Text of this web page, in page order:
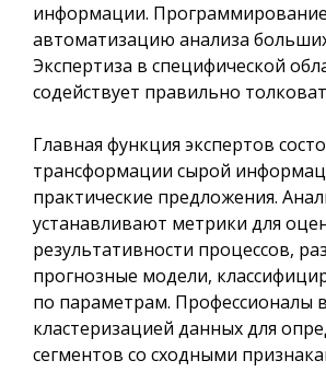
информации.
автоматизацию анализа
Экспертиза в специфической
содействует правильно
Главная функция экспертов
трансформации сырой
практические предложения.
устанавливают метрики для
результативности процессов,
прогнозные модели,
по параметрам. Профессионалы
кластеризацией данных для
сегментов со сходными